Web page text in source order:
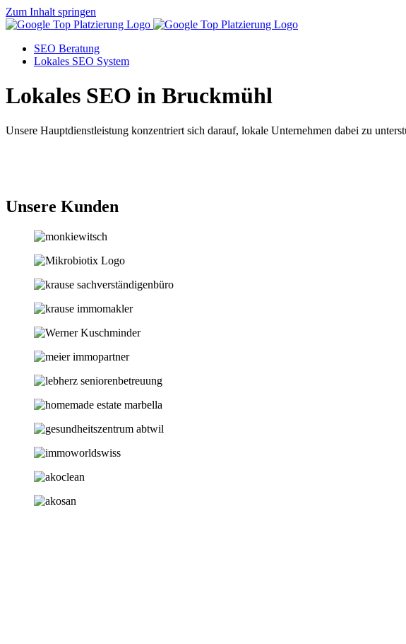
Zum Inhalt springen
SEO Beratung
Lokales SEO System
Lokales SEO in Bruckmühl
Unsere Hauptdienstleistung konzentriert sich darauf, lokale Unternehmen dabei zu
Unsere Kunden